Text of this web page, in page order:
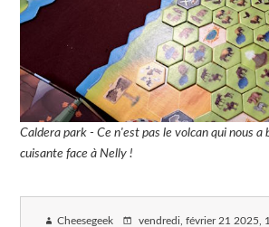
Caldera park - Ce n'est pas le volcan qui nous a
cuisante face à Nelly !
Cheesegeek vendredi, février 21 2025 ,